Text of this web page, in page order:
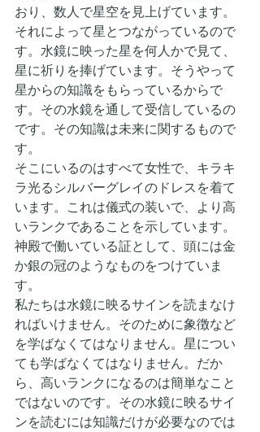
おり、数人で星空を見上げています。
それによって星とつながっているので
す。水鏡に映った星を何人かで見て、
星に祈りを捧げています。そうやって
星からの知識をもらっているからで
す。その水鏡を通して受信しているの
です。その知識は未来に関するもので
す。
そこにいるのはすべて女性で、キラキ
ラ光るシルバーグレイのドレスを着て
います。これは儀式の装いで、より高
いランクであることを示しています。
神殿で働いている証として、頭には金
か銀の冠のようなものをつけていま
す。
私たちは水鏡に映るサインを読まなけ
ればいけません。そのために象徴など
を学ばなくてはなりません。星につい
ても学ばなくてはなりません。だか
ら、高いランクになるのは簡単なこと
ではないのです。その水鏡に映るサイ
ンを読むには知識だけが必要なのでは